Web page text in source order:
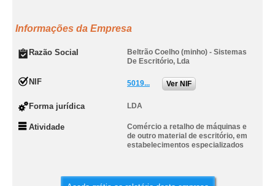
Informações da Empresa
Razão Social
Beltrão Coelho (minho) - Sistemas
De Escritório, Lda
NIF 5019... Ver NIF
Forma jurídica LDA
Atividade
Comércio a retalho de máquinas e
de outro material de escritório, em
estabelecimentos especializados